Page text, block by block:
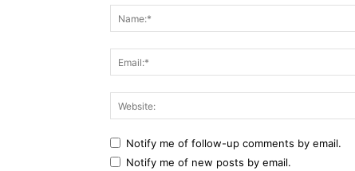
Notify me of follow-up comments by email.
Notify me of new posts by email.